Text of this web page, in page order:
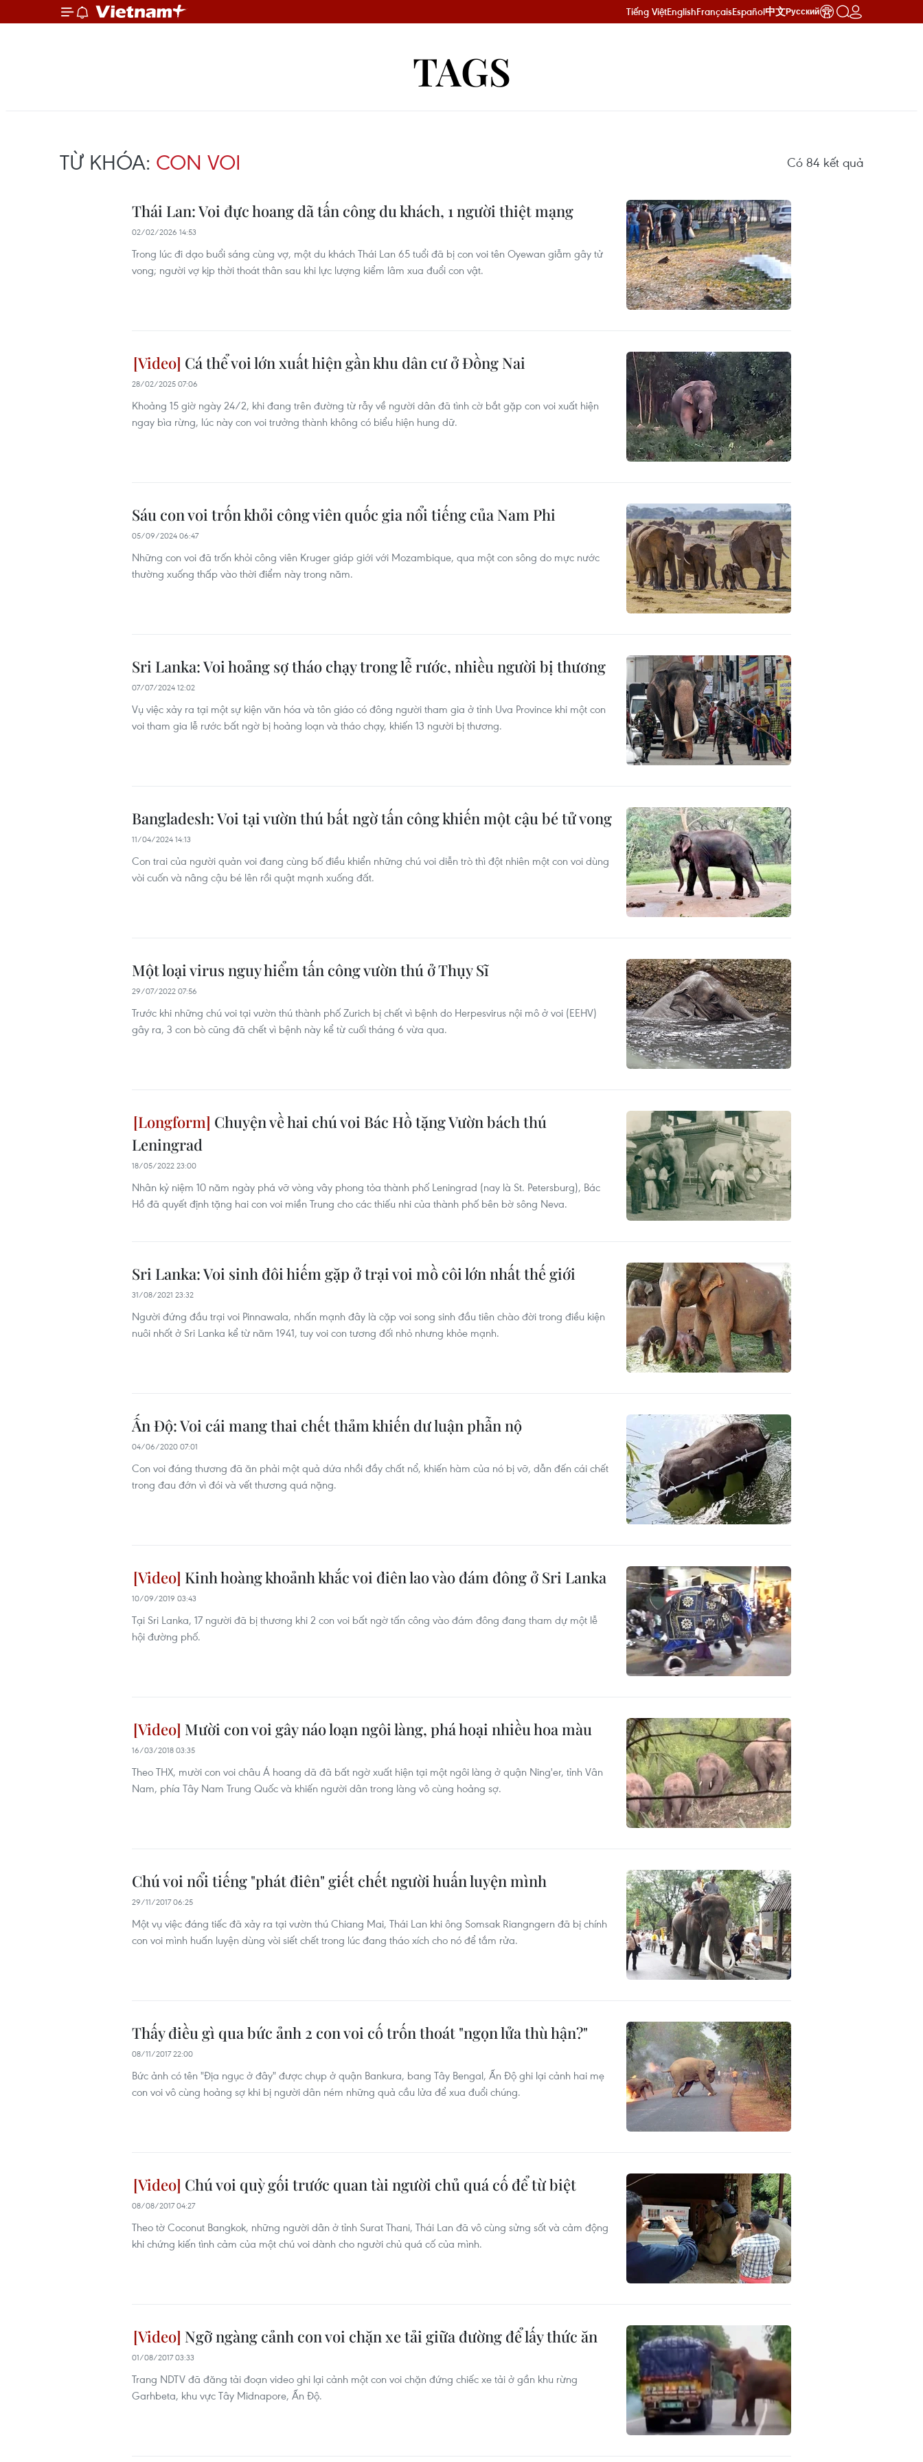
Tiếng ViệtEnglishFrançaisEspañol中文Русский
TAGS
TỪ KHÓA: CON VOI Có 84 kết quả
Thái Lan: Voi đực hoang dã tấn công du khách, 1 người thiệt mạng
02/02/2026 14:53
Trong lúc đi dạo buổi sáng cùng vợ, một du khách Thái Lan 65 tuổi đã bị con voi tên Oyewan giẫm gây tử
vong; người vợ kịp thời thoát thân sau khi lực lượng kiểm lâm xua đuổi con vật.
Cá thể voi lớn xuất hiện gần khu dân cư ở Đồng Nai
28/02/2025 07:06
Khoảng 15 giờ ngày 24/2, khi đang trên đường từ rẫy về người dân đã tình cờ bắt gặp con voi xuất hiện
ngay bìa rừng, lúc này con voi trưởng thành không có biểu hiện hung dữ.
Sáu con voi trốn khỏi công viên quốc gia nổi tiếng của Nam Phi
05/09/2024 06:47
Những con voi đã trốn khỏi công viên Kruger giáp giới với Mozambique, qua một con sông do mực nước
thường xuống thấp vào thời điểm này trong năm.
Sri Lanka: Voi hoảng sợ tháo chạy trong lễ rước, nhiều người bị thương
07/07/2024 12:02
Vụ việc xảy ra tại một sự kiện văn hóa và tôn giáo có đông người tham gia ở tỉnh Uva Province khi một con
voi tham gia lễ rước bất ngờ bị hoảng loạn và tháo chạy, khiến 13 người bị thương.
Bangladesh: Voi tại vườn thú bất ngờ tấn công khiến một cậu bé tử vong
11/04/2024 14:13
Con trai của người quản voi đang cùng bố điều khiển những chú voi diễn trò thì đột nhiên một con voi dùng
vòi cuốn và nâng cậu bé lên rồi quật mạnh xuống đất.
Một loại virus nguy hiểm tấn công vườn thú ở Thụy Sĩ
29/07/2022 07:56
Trước khi những chú voi tại vườn thú thành phố Zurich bị chết vì bệnh do Herpesvirus nội mô ở voi (EEHV)
gây ra, 3 con bò cũng đã chết vì bệnh này kể từ cuối tháng 6 vừa qua.
Chuyện về hai chú voi Bác Hồ tặng Vườn bách thú
Leningrad
18/05/2022 23:00
Nhân kỷ niệm 10 năm ngày phá vỡ vòng vây phong tỏa thành phố Leningrad (nay là St. Petersburg), Bác
Hồ đã quyết định tặng hai con voi miền Trung cho các thiếu nhi của thành phố bên bờ sông Neva.
Sri Lanka: Voi sinh đôi hiếm gặp ở trại voi mồ côi lớn nhất thế giới
31/08/2021 23:32
Người đứng đầu trại voi Pinnawala, nhấn mạnh đây là cặp voi song sinh đầu tiên chào đời trong điều kiện
nuôi nhốt ở Sri Lanka kể từ năm 1941, tuy voi con tương đối nhỏ nhưng khỏe mạnh.
Ấn Độ: Voi cái mang thai chết thảm khiến dư luận phẫn nộ
04/06/2020 07:01
Con voi đáng thương đã ăn phải một quả dứa nhồi đầy chất nổ, khiến hàm của nó bị vỡ, dẫn đến cái chết
trong đau đớn vì đói và vết thương quá nặng.
Kinh hoàng khoảnh khắc voi điên lao vào đám đông ở Sri Lanka
10/09/2019 03:43
Tại Sri Lanka, 17 người đã bị thương khi 2 con voi bất ngờ tấn công vào đám đông đang tham dự một lễ
hội đường phố.
Mười con voi gây náo loạn ngôi làng, phá hoại nhiều hoa màu
16/03/2018 03:35
Theo THX, mười con voi châu Á hoang dã đã bất ngờ xuất hiện tại một ngôi làng ở quận Ning'er, tỉnh Vân
Nam, phía Tây Nam Trung Quốc và khiến người dân trong làng vô cùng hoảng sợ.
Chú voi nổi tiếng "phát điên" giết chết người huấn luyện mình
29/11/2017 06:25
Một vụ việc đáng tiếc đã xảy ra tại vườn thú Chiang Mai, Thái Lan khi ông Somsak Riangngern đã bị chính
con voi mình huấn luyện dùng vòi siết chết trong lúc đang tháo xích cho nó để tắm rửa.
Thấy điều gì qua bức ảnh 2 con voi cố trốn thoát "ngọn lửa thù hận?"
08/11/2017 22:00
Bức ảnh có tên "Địa ngục ở đây" được chụp ở quận Bankura, bang Tây Bengal, Ấn Độ ghi lại cảnh hai mẹ
con voi vô cùng hoảng sợ khi bị người dân ném những quả cầu lửa để xua đuổi chúng.
Chú voi quỳ gối trước quan tài người chủ quá cố để từ biệt
08/08/2017 04:27
Theo tờ Coconut Bangkok, những người dân ở tỉnh Surat Thani, Thái Lan đã vô cùng sửng sốt và cảm động
khi chứng kiến tình cảm của một chú voi dành cho người chủ quá cố của mình.
Ngỡ ngàng cảnh con voi chặn xe tải giữa đường để lấy thức ăn
01/08/2017 03:33
Trang NDTV đã đăng tải đoạn video ghi lại cảnh một con voi chặn đứng chiếc xe tải ở gần khu rừng
Garhbeta, khu vực Tây Midnapore, Ấn Độ.